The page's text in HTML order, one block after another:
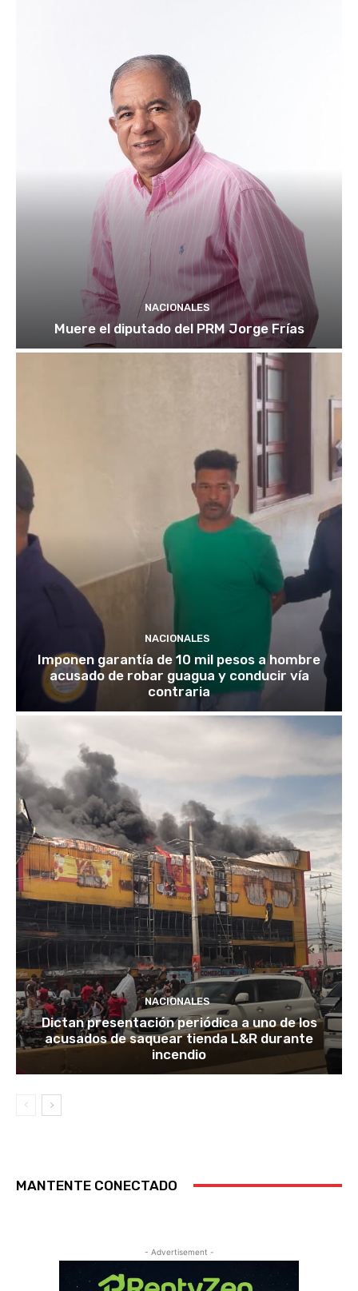
NACIONALES
Muere el diputado del PRM Jorge Frías
NACIONALES
Imponen garantía de 10 mil pesos a hombre
acusado de robar guagua y conducir vía
contraria
NACIONALES
Dictan presentación periódica a uno de los
acusados de saquear tienda L&R durante
incendio
MANTENTE CONECTADO
- Advertisement -